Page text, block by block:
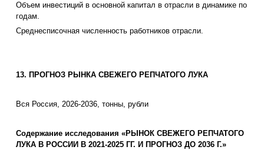
Объем инвестиций в основной капитал в отрасли в динамике по
годам.
Среднесписочная численность работников отрасли.
13. ПРОГНОЗ РЫНКА СВЕЖЕГО РЕПЧАТОГО ЛУКА
Вся Россия, 2026-2036, тонны, рубли
Содержание исследования «РЫНОК СВЕЖЕГО РЕПЧАТОГО
ЛУКА В РОССИИ В 2021-2025 ГГ. И ПРОГНОЗ ДО 2036 Г.»